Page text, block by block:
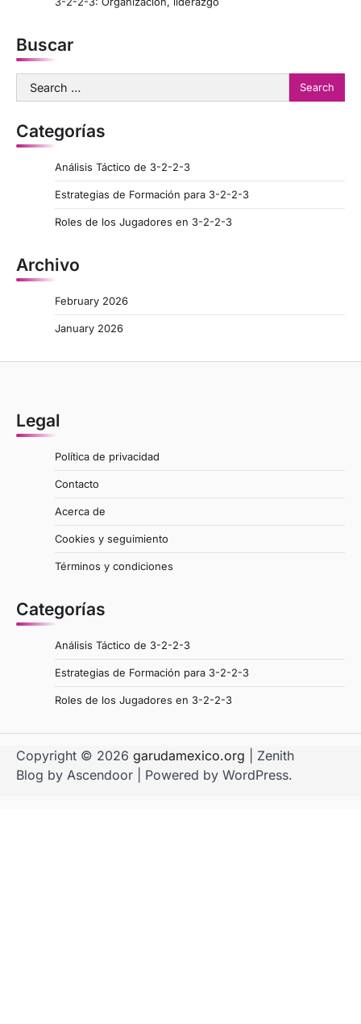
Buscar
Search
for:
Categorías
Análisis Táctico de 3-2-2-3
Estrategias de Formación para 3-2-2-3
Roles de los Jugadores en 3-2-2-3
Archivo
February 2026
January 2026
Legal
Política de privacidad
Contacto
Acerca de
Cookies y seguimiento
Términos y condiciones
Categorías
Análisis Táctico de 3-2-2-3
Estrategias de Formación para 3-2-2-3
Roles de los Jugadores en 3-2-2-3
Copyright © 2026 garudamexico.org | Zenith
Blog by Ascendoor | Powered by WordPress.